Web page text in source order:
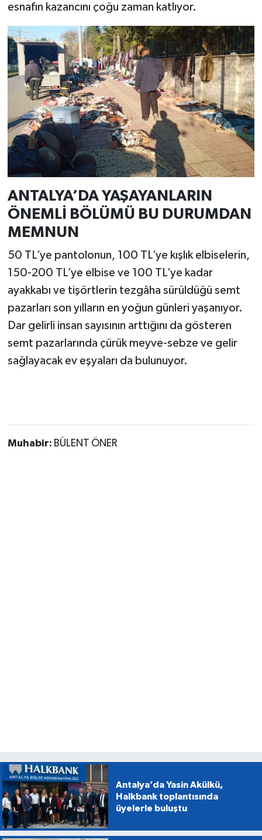
esnafın kazancını çoğu zaman katlıyor.
ANTALYA’DA YAŞAYANLARIN
ÖNEMLİ BÖLÜMÜ BU DURUMDAN
MEMNUN
50 TL’ye pantolonun, 100 TL’ye kışlık elbiselerin,
150-200 TL’ye elbise ve 100 TL’ye kadar
ayakkabı ve tişörtlerin tezgâha sürüldüğü semt
pazarları son yılların en yoğun günleri yaşanıyor.
Dar gelirli insan sayısının arttığını da gösteren
semt pazarlarında çürük meyve-sebze ve gelir
sağlayacak ev eşyaları da bulunuyor.
Muhabir: BÜLENT ÖNER
Antalya’da Yasin Akülkü,
Halkbank toplantısında
üyelerle buluştu